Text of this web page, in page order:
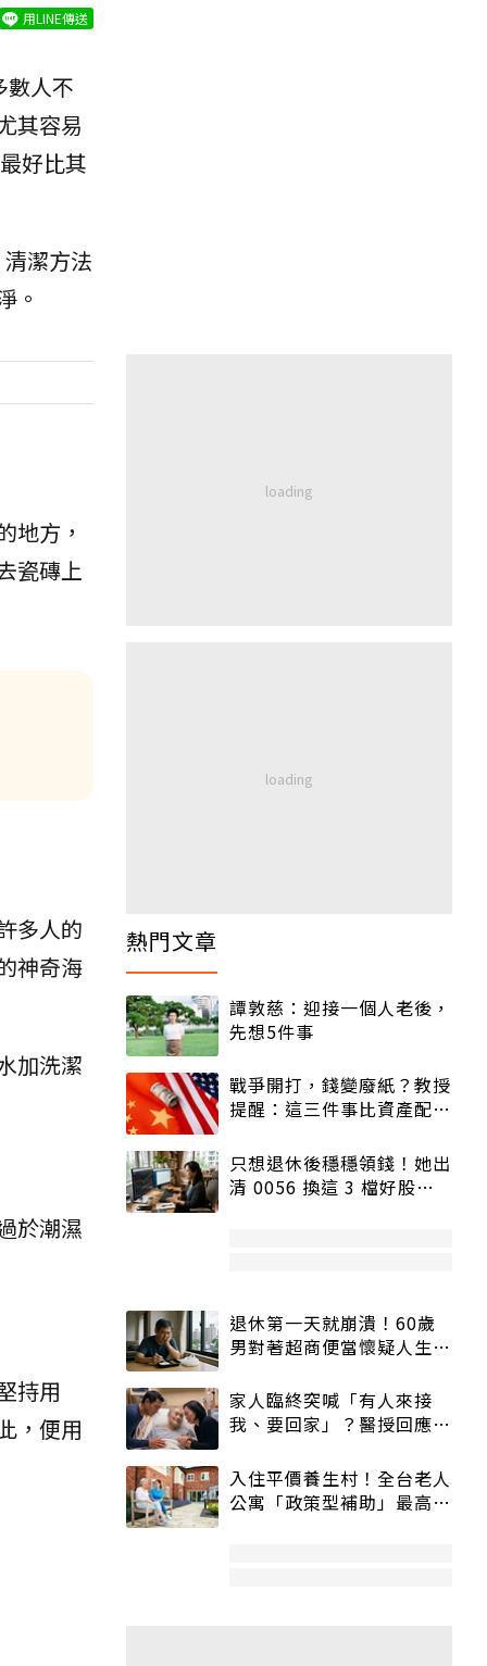
用LINE傳送
數人不
其容易
好比其
潔方法
。
地方，
瓷磚上
多人的
神奇海
加洗潔
於潮濕
持用
，便用
熱門文章
譚敦慈：迎接一個人老後，
先想5件事
戰爭開打，錢變廢紙？教授
提醒：這三件事比資產配置
只想退休後穩穩領錢！她出
清 0056 換這 3 檔好股：
退休第一天就崩潰！60歲
男對著超商便當懷疑人生
家人臨終突喊「有人來接
我、要回家」？醫授回應方
入住平價養生村！全台老人
公寓「政策型補助」最高打